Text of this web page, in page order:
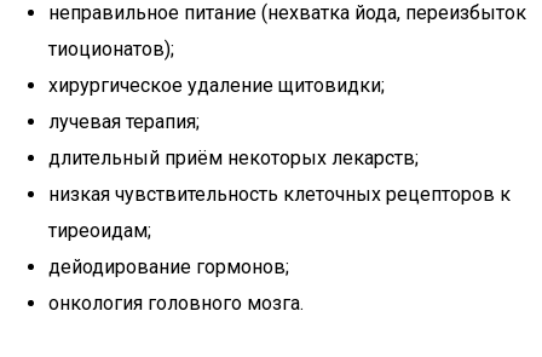
неправильное питание (нехватка йода, переизбыток
тиоционатов);
хирургическое удаление щитовидки;
лучевая терапия;
длительный приём некоторых лекарств;
низкая чувствительность клеточных рецепторов к
тиреоидам;
дейодирование гормонов;
онкология головного мозга.